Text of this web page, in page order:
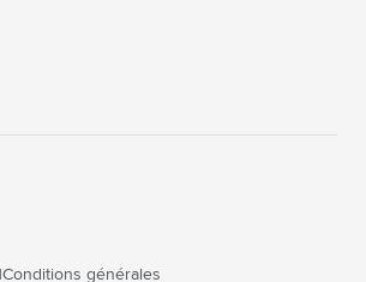
Conditions générales